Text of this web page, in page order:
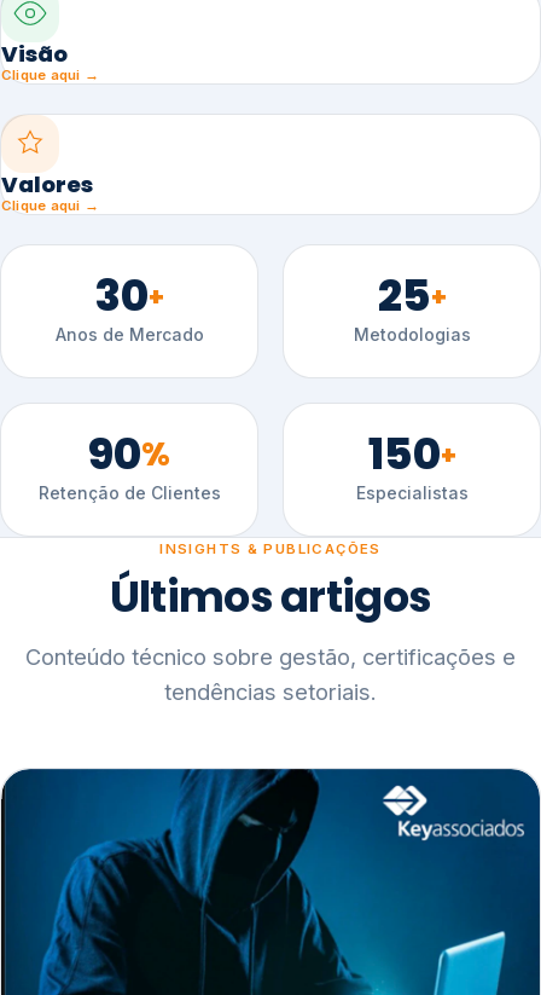
Visão
Clique aqui →
Valores
Clique aqui →
30+
Anos de Mercado
25+
Metodologias
90%
Retenção de Clientes
150+
Especialistas
INSIGHTS & PUBLICAÇÕES
Últimos artigos
Conteúdo técnico sobre gestão, certificações e
tendências setoriais.